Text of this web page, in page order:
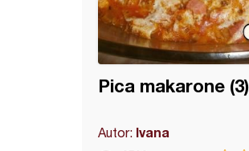
Pica makarone (3)
Autor: Ivana